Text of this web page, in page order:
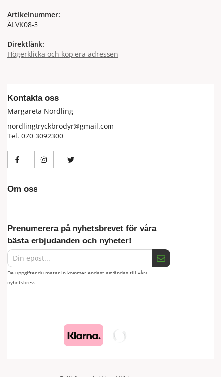
Artikelnummer:
ÄLVK08-3
Direktlänk:
Högerklicka och kopiera adressen
Kontakta oss
Margareta Nordling
nordlingtryckbrodyr@gmail.com
Tel. 070-3092300
Om oss
Prenumerera på nyhetsbrevet för våra
bästa erbjudanden och nyheter!
De uppgifter du matar in kommer endast användas till våra
nyhetsbrev.